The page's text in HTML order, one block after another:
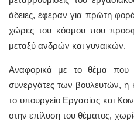
άδειες, έφεραν για πρώτη
χώρες του κόσμου που
μεταξύ ανδρών και γυναικών.
Αναφορικά με το θέμα που
συνεργάτες των βουλευτών, η
το υπουργείο Εργασίας και
στην επίλυση του θέματος,